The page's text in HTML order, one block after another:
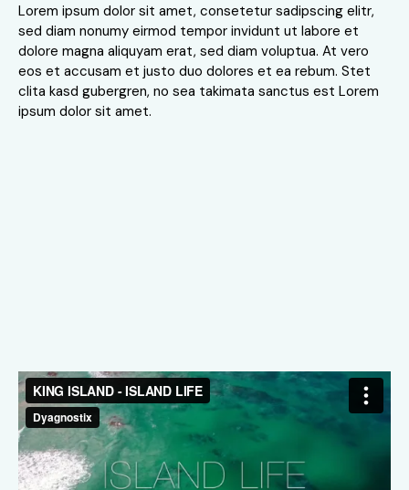
Lorem ipsum dolor sit amet, consetetur sadipscing elitr,
sed diam nonumy eirmod tempor invidunt ut labore et
dolore magna aliquyam erat, sed diam voluptua. At vero
eos et accusam et justo duo dolores et ea rebum. Stet
clita kasd gubergren, no sea takimata sanctus est Lorem
ipsum dolor sit amet.